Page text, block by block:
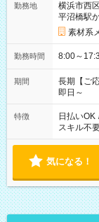
勤務地
横浜市西区
平沼橋駅
素材系
勤務時間
期間
長期【ご
即日～
特徴 日払いOK
スキル不
気になる！